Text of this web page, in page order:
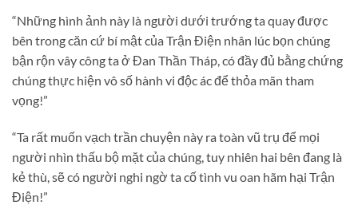
“Những hình ảnh này là người dưới trướng ta quay được
bên trong căn cứ bí mật của Trận Điện nhân lúc bọn chúng
bận rộn vây công ta ở Đan Thần Tháp, có đầy đủ bằng chứng
chúng thực hiện vô số hành vi độc ác để thỏa mãn tham
vọng!”
“Ta rất muốn vạch trần chuyện này ra toàn vũ trụ để mọi
người nhìn thấu bộ mặt của chúng, tuy nhiên hai bên đang là
kẻ thù, sẽ có người nghi ngờ ta cố tình vu oan hãm hại Trận
Điện!”